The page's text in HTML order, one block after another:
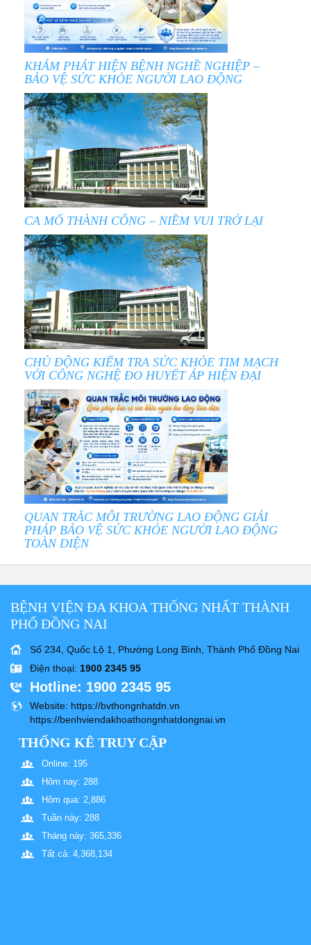
KHÁM PHÁT HIỆN BỆNH NGHỀ NGHIỆP –
BẢO VỆ SỨC KHỎE NGƯỜI LAO ĐỘNG
CA MỔ THÀNH CÔNG – NIỀM VUI TRỞ LẠI
CHỦ ĐỘNG KIỂM TRA SỨC KHỎE TIM MẠCH
VỚI CÔNG NGHỆ ĐO HUYẾT ÁP HIỆN ĐẠI
QUAN TRẮC MÔI TRƯỜNG LAO ĐỘNG GIẢI
PHÁP BẢO VỆ SỨC KHỎE NGƯỜI LAO ĐỘNG
TOÀN DIỆN
BỆNH VIỆN ĐA KHOA THỐNG NHẤT THÀNH
PHỐ ĐỒNG NAI
Số 234, Quốc Lộ 1, Phường Long Bình, Thành Phố Đồng Nai
Điện thoại: 1900 2345 95
Hotline: 1900 2345 95
Website: https://bvthongnhatdn.vn
https://benhviendakhoathongnhatdongnai.vn
THỐNG KÊ TRUY CẬP
Online: 195
Hôm nay: 288
Hôm qua: 2,886
Tuần này: 288
Tháng này: 365,336
Tất cả: 4,368,134